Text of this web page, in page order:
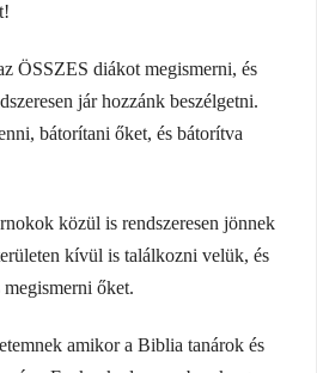
ÖSSZES diákot megismerni, és
jár hozzánk beszélgetni.
bátorítani őket, és bátorítva
közül is rendszeresen jönnek
kívül is találkozni velük, és
őket.
amikor a Biblia tanárok és